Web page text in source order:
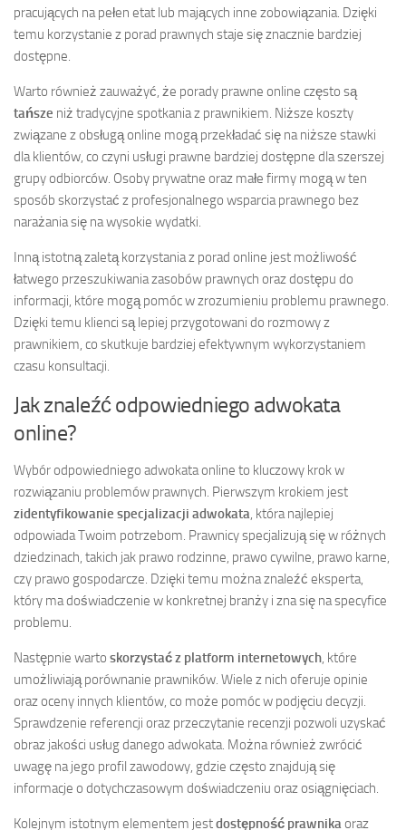
pracujących na pełen etat lub mających inne zobowiązania. Dzięki
temu korzystanie z porad prawnych staje się znacznie bardziej
dostępne.
Warto również zauważyć, że porady prawne online często są
tańsze niż tradycyjne spotkania z prawnikiem. Niższe koszty
związane z obsługą online mogą przekładać się na niższe stawki
dla klientów, co czyni usługi prawne bardziej dostępne dla szerszej
grupy odbiorców. Osoby prywatne oraz małe firmy mogą w ten
sposób skorzystać z profesjonalnego wsparcia prawnego bez
narażania się na wysokie wydatki.
Inną istotną zaletą korzystania z porad online jest możliwość
łatwego przeszukiwania zasobów prawnych oraz dostępu do
informacji, które mogą pomóc w zrozumieniu problemu prawnego.
Dzięki temu klienci są lepiej przygotowani do rozmowy z
prawnikiem, co skutkuje bardziej efektywnym wykorzystaniem
czasu konsultacji.
Jak znaleźć odpowiedniego adwokata
online?
Wybór odpowiedniego adwokata online to kluczowy krok w
rozwiązaniu problemów prawnych. Pierwszym krokiem jest
zidentyfikowanie specjalizacji adwokata , która najlepiej
odpowiada Twoim potrzebom. Prawnicy specjalizują się w różnych
dziedzinach, takich jak prawo rodzinne, prawo cywilne, prawo karne,
czy prawo gospodarcze. Dzięki temu można znaleźć eksperta,
który ma doświadczenie w konkretnej branży i zna się na specyfice
problemu.
Następnie warto skorzystać z platform internetowych , które
umożliwiają porównanie prawników. Wiele z nich oferuje opinie
oraz oceny innych klientów, co może pomóc w podjęciu decyzji.
Sprawdzenie referencji oraz przeczytanie recenzji pozwoli uzyskać
obraz jakości usług danego adwokata. Można również zwrócić
uwagę na jego profil zawodowy, gdzie często znajdują się
informacje o dotychczasowym doświadczeniu oraz osiągnięciach.
Kolejnym istotnym elementem jestdostępność prawnika oraz